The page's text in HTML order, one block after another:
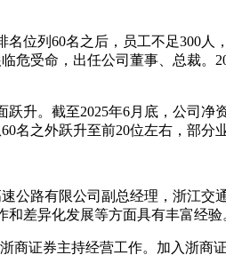
位列60名之后，员工不足300
危受命，出任公司董事、总裁
升。截至2025年6月底，公司
名之外跃升至前20位左右，部分
公路有限公司副总经理，浙江
差异化发展等方面具有丰富经验
商证券主持经营工作。加入浙